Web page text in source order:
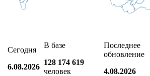
Сегодня
6.08.2026
В базе
128 174 619
человек
Последнее
обновление
4.08.2026